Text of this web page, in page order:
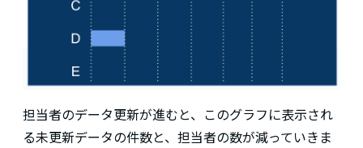
担当者のデータ更新が進むと、このグラフに表示され
る未更新データの件数と、担当者の数が減っていきま